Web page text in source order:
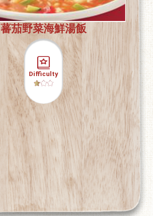
蕃茄野菜海鮮湯飯
Difficulty